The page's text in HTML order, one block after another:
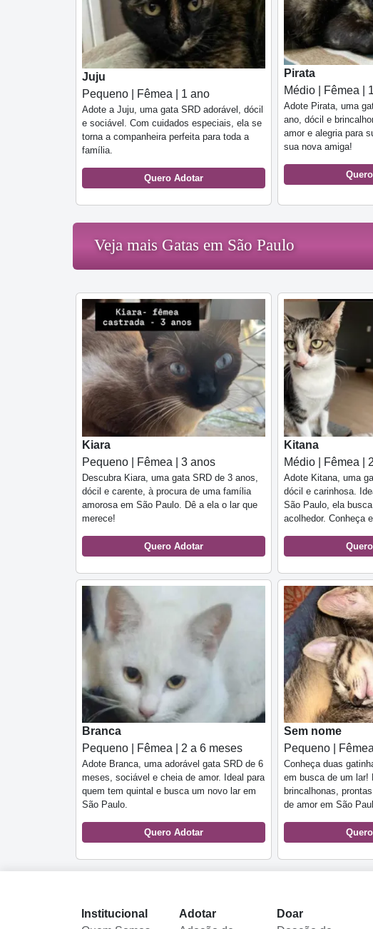
Juju
Pequeno | Fêmea | 1 ano
Adote a Juju, uma gata SRD adorável, dócil
e sociável. Com cuidados especiais, ela se
torna a companheira perfeita para toda a
família.
Quero Adotar
Pirata
Médio | Fêmea |
Adote Pirata, uma
ano, dócil e
amor e alegria para
sua nova amiga!
Veja mais Gatas em São Paulo
Kiara
Pequeno | Fêmea | 3 anos
Descubra Kiara, uma gata SRD de 3 anos,
dócil e carente, à procura de uma família
amorosa em São Paulo. Dê a ela o lar que
merece!
Quero Adotar
Kitana
Médio | Fêmea |
Adote Kitana, uma
dócil e carinhosa.
São Paulo, ela
acolhedor. Conheça
Branca
Pequeno | Fêmea | 2 a 6 meses
Adote Branca, uma adorável gata SRD de 6
meses, sociável e cheia de amor. Ideal para
quem tem quintal e busca um novo lar em
São Paulo.
Quero Adotar
Sem nome
Pequeno |
Conheça duas
em busca de um lar!
brincalhonas,
de amor em São
Institucional
Adotar
Doar